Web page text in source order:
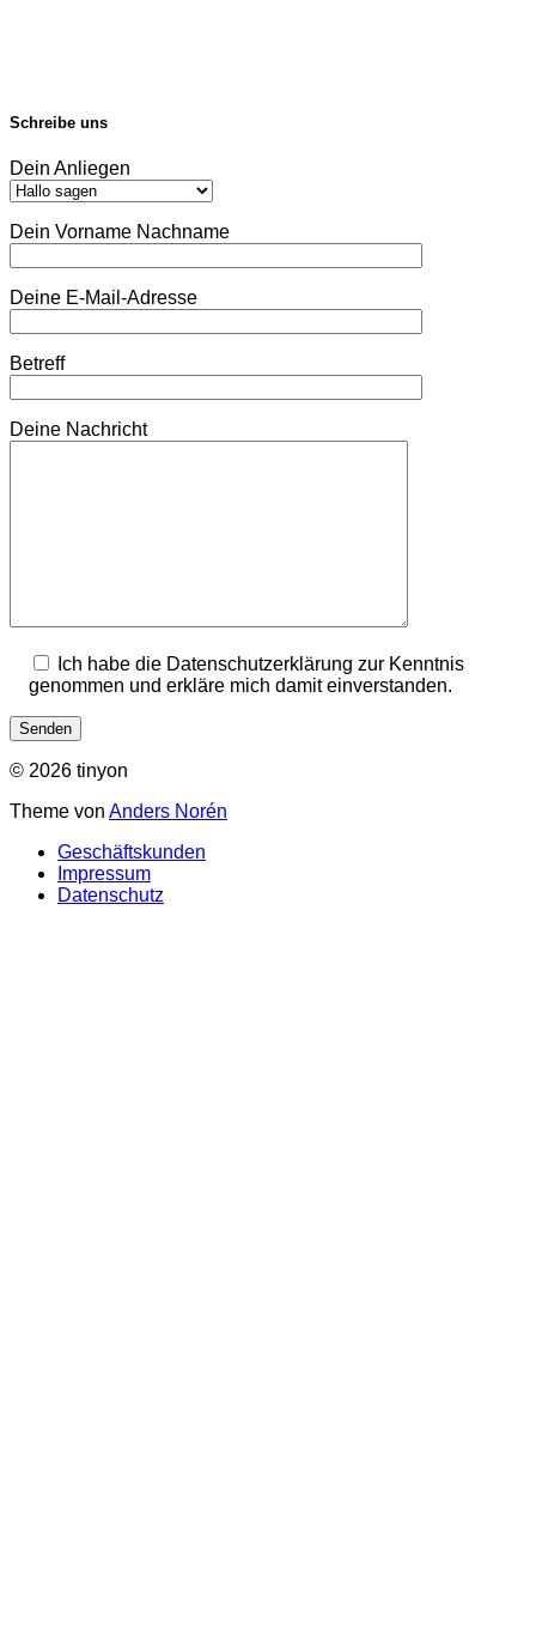
Schreibe uns
Dein Anliegen
Dein Vorname Nachname
Deine E-Mail-Adresse
Betreff
Deine Nachricht
Ich habe die Datenschutzerklärung zur Kenntnis
genommen und erkläre mich damit einverstanden.
© 2026 tinyon
Theme von Anders Norén
Geschäftskunden
Impressum
Datenschutz